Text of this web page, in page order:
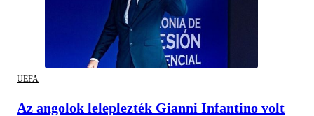
UEFA
Az angolok leleplezték Gianni Infantino volt